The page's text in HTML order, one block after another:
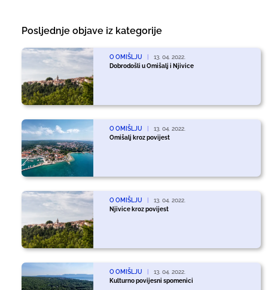
Posljednje objave iz kategorije
O OMIŠLJU |
13. 04. 2022.
Dobrodošli u Omišalj i Njivice
O OMIŠLJU |
13. 04. 2022.
Omišalj kroz povijest
O OMIŠLJU |
13. 04. 2022.
Njivice kroz povijest
O OMIŠLJU |
13. 04. 2022.
Kulturno povijesni spomenici